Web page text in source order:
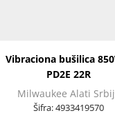
Vibraciona bušilica
PD2E 22R
Milwaukee Alati
Šifra:4933419570